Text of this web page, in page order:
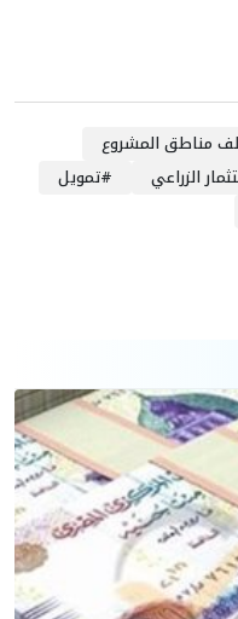
مناطق المشروع
الزراعي #تمويل